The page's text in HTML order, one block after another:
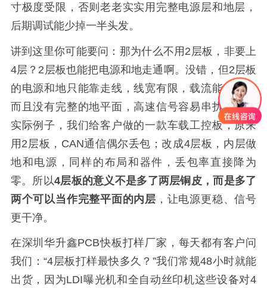
寸极度受限，否则老老实实用完整电源层和地层，
后期调试能少掉一半头发。
讲到这里你可能要问：那为什么不用2层板，非要上
4层？2层板也能把电源和地走通啊。没错，但2层板
的电源和地只能靠走线，线宽有限，载流能力差，
而且没有完整的地平面，高速信号容易串扰。举个
实际例子，我们给客户做的一款车载工控板，原来
用2层板，CAN通信偶尔丢包；改成4层板，内层做
地和电源，同样的布局和器件，丢包率直接降为
零。所以4层板的意义不是多了两层铜皮，而是多了
两个可以当作完整平面的内层 ，让电源更稳、信号
更干净。
在深圳华升鑫PCB快板打样厂家，每天都有客户问
我们：“4层板打样最快多久？”我们常规48小时就能
出货，因为LDI曝光机和全自动丝印机这些设备对4